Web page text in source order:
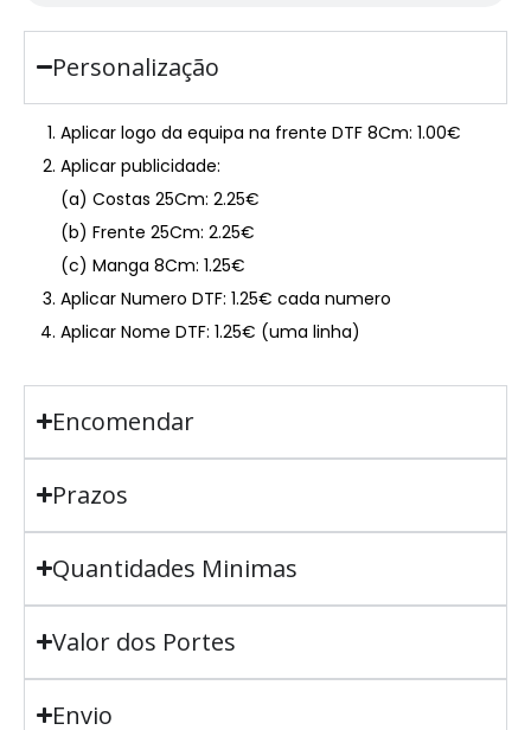
Personalização
Aplicar logo da equipa na frente DTF 8Cm: 1.00€
Aplicar publicidade:
(a) Costas 25Cm: 2.25€
(b) Frente 25Cm: 2.25€
(c) Manga 8Cm: 1.25€
Aplicar Numero DTF: 1.25€ cada numero
Aplicar Nome DTF: 1.25€ (uma linha)
Encomendar
Prazos
Quantidades Minimas
Valor dos Portes
Envio